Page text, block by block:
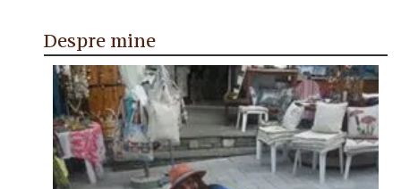
Despre mine